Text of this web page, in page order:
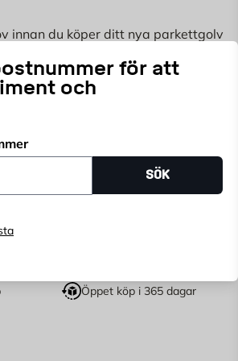
för att
och
SÖK
innan du köper ditt nya parkettgolv
Öppet köp i 365 dagar